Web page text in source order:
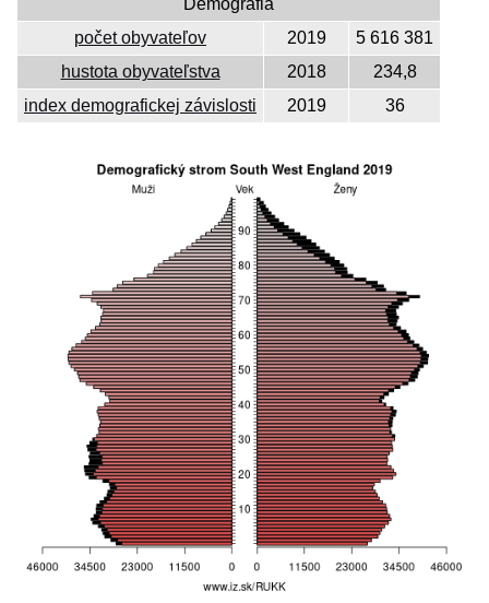
Demografia
počet obyvateľov
2019
5 616 381
hustota obyvateľstva
2018
234,8
index demografickej závislosti
2019 36